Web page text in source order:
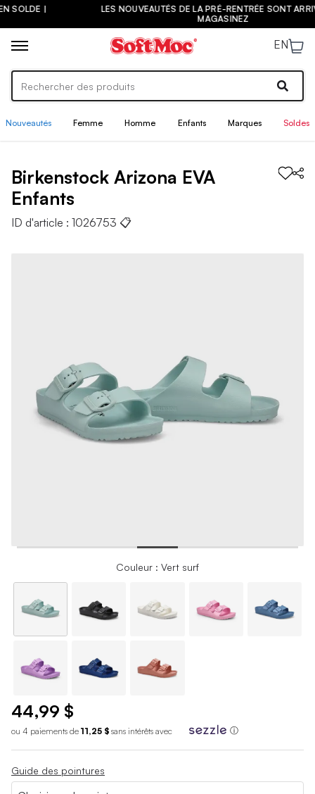
LES NOUVEAUTÉS DE LA PRÉ-RENTRÉE SONT ARRIVÉES ! |
EN
Nouveautés Femme Homme Enfants Marques Soldes
Birkenstock Arizona EVA
Enfants
ID d'article : 1026753 📋
Couleur : Vert surf
44,99 $
ou 4 paiements de 11,25 $ sans intérêts avec ⓘ
Guide des pointures